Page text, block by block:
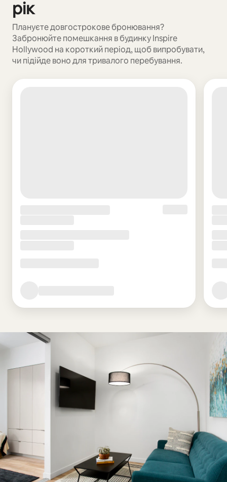
рік
Плануєте довгострокове бронювання?
Забронюйте помешкання в будинку Inspire
Hollywood на короткий період, щоб випробувати,
чи підійде воно для тривалого перебування.